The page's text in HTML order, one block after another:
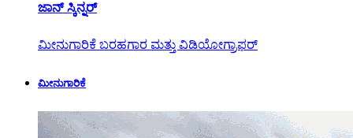
ಜಾನ್ ಸ್ಕಿನ್ನರ್
ಮೀನುಗಾರಿಕೆ ಬರಹಗಾರ ಮತ್ತು ವಿಡಿಯೋಗ್ರಾಫರ್
ಮೀನುಗಾರಿಕೆ